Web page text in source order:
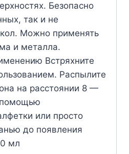
Безопасно
так и не
Можно применять
и металла.
Встряхните
Распылите
на расстоянии 8 —
помощью
или просто
до появления
мл